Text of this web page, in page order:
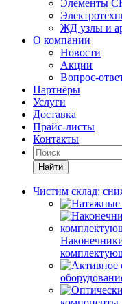
Элементы
ЖД узлы и
О компании
Новости
Акции
Вопрос-
Партнёры
Услуги
Доставка
Прайс-листы
Контакты
Найти
Чистим склад: